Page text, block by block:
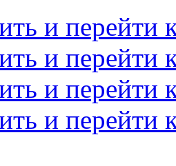
и перейти
и перейти
и перейти
и перейти